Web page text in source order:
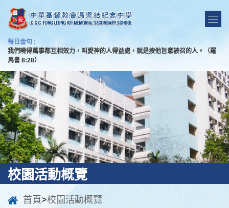
每日金句 :
我們曉得萬事都互相效力，叫愛神的人得益處，就是按他旨意被召的人。（羅
馬書 8:28）
校園活動概覽
首頁>校園活動概覽